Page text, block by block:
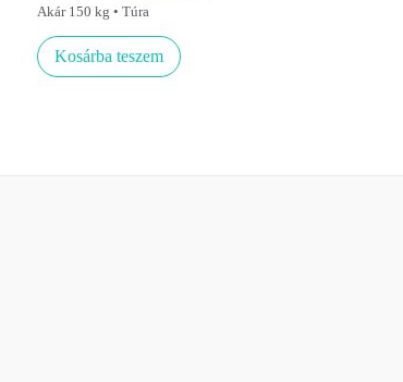
Akár 150 kg • Túra
Kosárba teszem